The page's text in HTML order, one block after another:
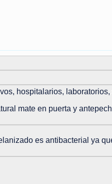
hospitalarios,
mate en puerta y
es antibacterial ya